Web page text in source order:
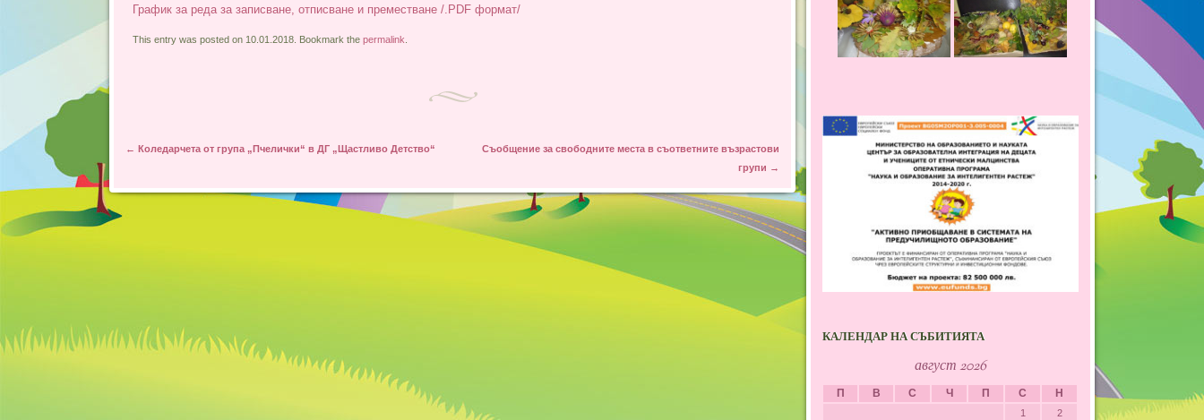
График за реда за записване, отписване и преместване /.PDF формат/
This entry was posted on 10.01.2018. Bookmark the permalink
Post navigation
← Коледарчета от група „Пчелички“ в ДГ „Щастливо Детство“
Съобщение за свободните места в съответните възрастови
групи →
КАЛЕНДАР НА СЪБИТИЯТА
август 2026
П В С Ч П С Н
1
2